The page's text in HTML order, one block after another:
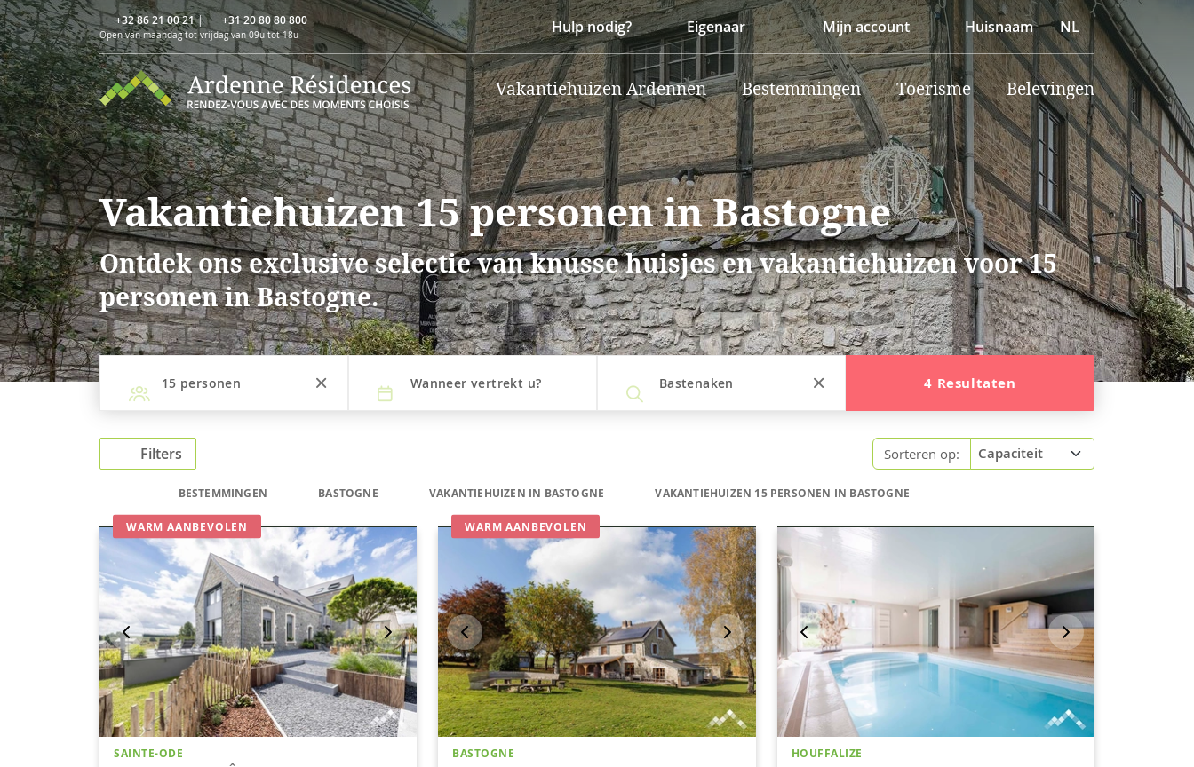
+32 86 21 00 21| +31 20 80 80 800
Open van maandag tot vrijdag van 09u tot 18u Hulp nodig? Eigenaar Mijn account Huisnaam NL
Vakantiehuizen Ardennen Bestemmingen Toerisme Belevingen
Vakantiehuizen 15 personen in Bastogne
Ontdek ons exclusive selectie van knusse huisjes en vakantiehuizen voor 15
personen in Bastogne.
15 personen Wanneer vertrekt u? Bastenaken 4 Resultaten
Filters Sorteren op:
BESTEMMINGEN BASTOGNE VAKANTIEHUIZEN IN BASTOGNE VAKANTIEHUIZEN 15 PERSONEN IN BASTOGNE